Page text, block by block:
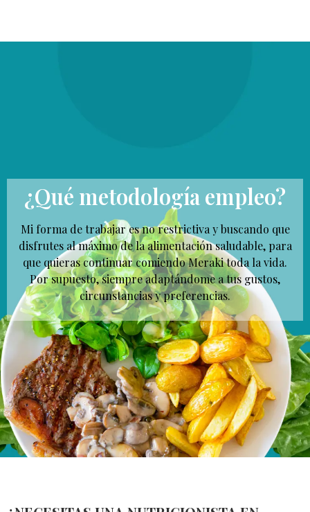
¿Qué metodología empleo?
Mi forma de trabajar es no restrictiva y buscando que
disfrutes al máximo de la alimentación saludable, para
que quieras continuar comiendo Meraki toda la vida.
Por supuesto, siempre adaptándome a tus gustos,
circunstancias y preferencias.